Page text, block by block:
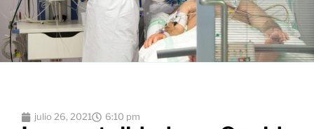
julio 26, 2021 6:10 pm